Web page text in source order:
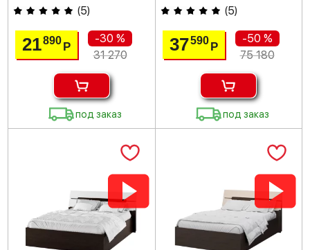
(5)
21890Р
-30 %
31 270
под заказ
(5)
37590 Р
-50 %
75 180
под заказ